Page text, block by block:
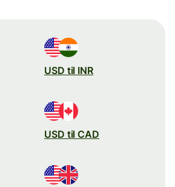
USD til INR
USD til CAD